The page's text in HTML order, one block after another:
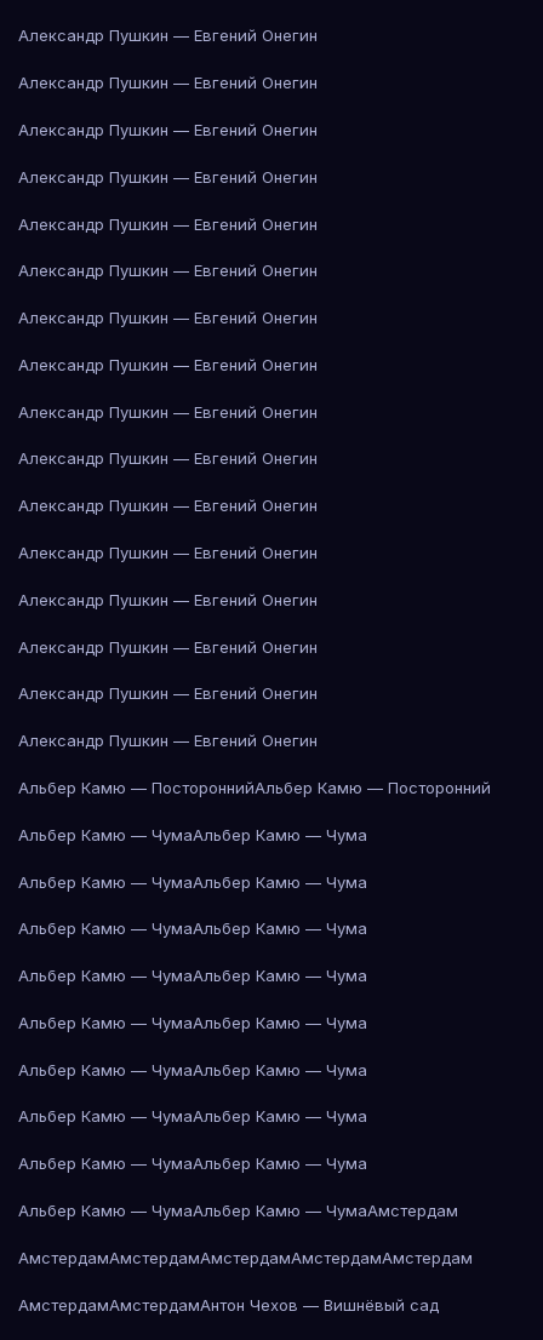
Александр Пушкин — Евгений Онегин
Александр Пушкин — Евгений Онегин
Александр Пушкин — Евгений Онегин
Александр Пушкин — Евгений Онегин
Александр Пушкин — Евгений Онегин
Александр Пушкин — Евгений Онегин
Александр Пушкин — Евгений Онегин
Александр Пушкин — Евгений Онегин
Александр Пушкин — Евгений Онегин
Александр Пушкин — Евгений Онегин
Александр Пушкин — Евгений Онегин
Александр Пушкин — Евгений Онегин
Александр Пушкин — Евгений Онегин
Александр Пушкин — Евгений Онегин
Александр Пушкин — Евгений Онегин
Александр Пушкин — Евгений Онегин
Альбер Камю — ПостороннийАльбер Камю — Посторонний
Альбер Камю — ЧумаАльбер Камю — Чума
Альбер Камю — ЧумаАльбер Камю — Чума
Альбер Камю — ЧумаАльбер Камю — Чума
Альбер Камю — ЧумаАльбер Камю — Чума
Альбер Камю — ЧумаАльбер Камю — Чума
Альбер Камю — ЧумаАльбер Камю — Чума
Альбер Камю — ЧумаАльбер Камю — Чума
Альбер Камю — ЧумаАльбер Камю — Чума
Альбер Камю — ЧумаАльбер Камю — ЧумаАмстердам
АмстердамАмстердамАмстердамАмстердамАмстердам
АмстердамАмстердамАнтон Чехов — Вишнёвый сад